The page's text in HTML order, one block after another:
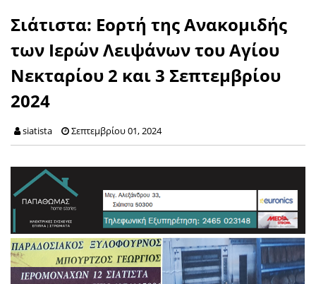
Σιάτιστα: Εορτή της Ανακομιδής
των Ιερών Λειψάνων του Αγίου
Νεκταρίου 2 και 3 Σεπτεμβρίου
2024
siatista Σεπτεμβρίου 01, 2024